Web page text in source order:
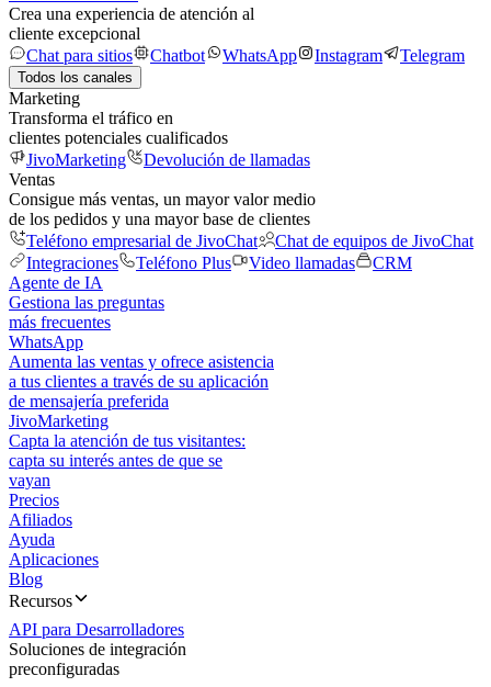
Crea una experiencia de atención al
cliente excepcional
Chat para sitios
Chatbot WhatsApp Instagram Telegram
Todos los canales
Marketing
Transforma el tráfico en
clientes potenciales cualificados
JivoMarketing
Devolución de llamadas
Ventas
Consigue más ventas, un mayor valor medio
de los pedidos y una mayor base de clientes
Teléfono empresarial de JivoChat
Chat de equipos de JivoChat
Integraciones
Teléfono Plus Video llamadas
CRM
Agente de IA
Gestiona las preguntas
más frecuentes
WhatsApp
Aumenta las ventas y ofrece asistencia
a tus clientes a través de su aplicación
de mensajería preferida
JivoMarketing
Capta la atención de tus visitantes:
capta su interés antes de que se
vayan
Precios
Afiliados
Ayuda
Aplicaciones
Blog
Recursos
API para Desarrolladores
Soluciones de integración
preconfiguradas